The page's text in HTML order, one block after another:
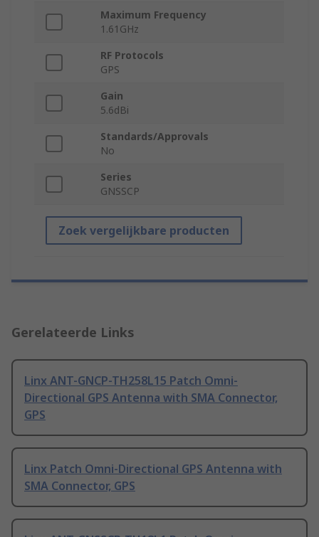
Maximum Frequency
1.61GHz
RF Protocols
GPS
Gain
5.6dBi
Standards/Approvals
No
Series
GNSSCP
Zoek vergelijkbare producten
Gerelateerde Links
Linx ANT-GNCP-TH258L15 Patch Omni-
Directional GPS Antenna with SMA Connector,
GPS
Linx Patch Omni-Directional GPS Antenna with
SMA Connector, GPS